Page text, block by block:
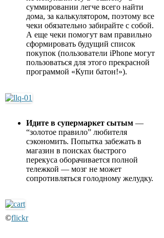
суммировании легче всего найти
дома, за калькулятором, поэтому все
чеки обязательно забирайте с собой.
А еще чеки помогут вам правильно
сформировать будущий список
покупок (пользователи iPhone могут
пользоваться для этого прекрасной
программой «Купи батон!»).
Идите в супермаркет сытым —
“золотое правило” любителя
сэкономить. Попытка забежать в
магазин в поисках быстрого
перекуса оборачивается полной
тележкой — мозг не может
сопротивляться голодному желудку.
©flickr